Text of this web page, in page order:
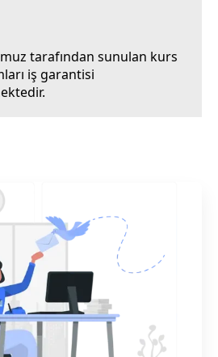
tarafından sunulan kurs
iş garantisi